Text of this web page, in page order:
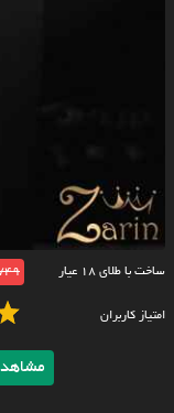
ساخت با طلای ۱۸ عیار
امتیاز کاربران